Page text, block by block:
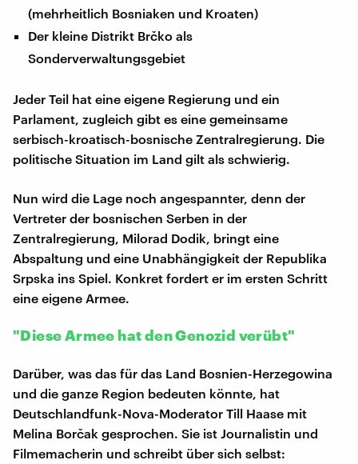
(mehrheitlich Bosniaken und Kroaten)
Der kleine Distrikt Brčko als
Sonderverwaltungsgebiet
Jeder Teil hat eine eigene Regierung und ein
Parlament, zugleich gibt es eine gemeinsame
serbisch-kroatisch-bosnische Zentralregierung. Die
politische Situation im Land gilt als schwierig.
Nun wird die Lage noch angespannter, denn der
Vertreter der bosnischen Serben in der
Zentralregierung, Milorad Dodik, bringt eine
Abspaltung und eine Unabhängigkeit der Republika
Srpska ins Spiel. Konkret fordert er im ersten Schritt
eine eigene Armee.
"Diese Armee hat den Genozid verübt"
Darüber, was das für das Land Bosnien-Herzegowina
und die ganze Region bedeuten könnte, hat
Deutschlandfunk-Nova-Moderator Till Haase mit
Melina Borčak gesprochen. Sie ist Journalistin und
Filmemacherin und schreibt über sich selbst: